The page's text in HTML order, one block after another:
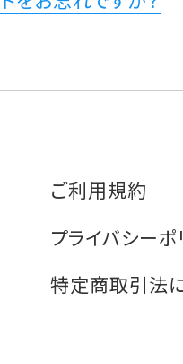
ご利用規約
プライバシー
特定商取引法